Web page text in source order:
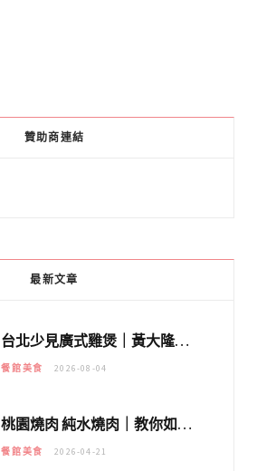
贊助商連結
最新文章
台北少見廣式雞煲｜黃大隆濃郁煲湯：經典提燈與溫體雞肉，熬夜修仙不如來喝湯！
餐館美食 2026-08-04
桃園燒肉 純水燒肉｜教你如何優惠吃日本A5和牛各種部位，私房菜誠意吃好吃滿
餐館美食 2026-04-21